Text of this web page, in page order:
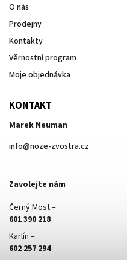
O nás
Prodejny
Kontakty
Věrnostní program
Moje objednávka
KONTAKT
Marek Neuman
info@noze-zvostra.cz
Zavolejte nám
Černý Most –
601 390 218
Karlín –
602 257 294